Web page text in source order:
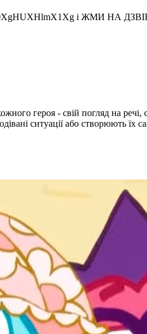
і ЖМИ НА
героя - свій погляд на речі,
ситуації або створюють їх